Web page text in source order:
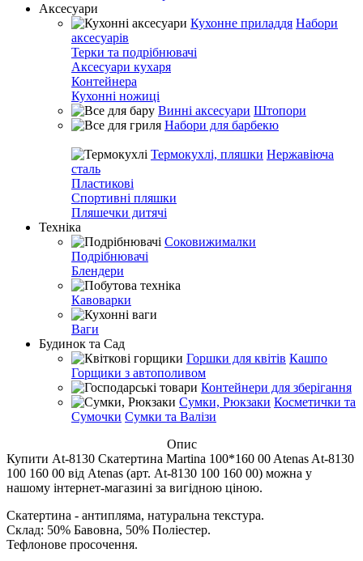
Аксесуари
Кухонне приладдя Набори
аксесуарів
Терки та подрібнювачі
Аксесуари кухаря
Контейнера
Кухонні ножиці
Винні аксесуари Штопори
Набори для барбекю
Термокухлі, пляшки Нержавіюча
сталь
Пластикові
Спортивні пляшки
Пляшечки дитячі
Техніка
Соковижималки
Подрібнювачі
Блендери
Кавоварки
Ваги
Будинок та Сад
Горшки для квітів Кашпо
Горщики з автополивом
Контейнери для зберігання
Сумки, Рюкзаки Косметички та
Сумочки Сумки та Валізи
Опис
Купити At-8130 Скатертина Martina 100*160 00 Atenas At-8130
100 160 00 від Atenas (арт. At-8130 100 160 00) можна у
нашому інтернет-магазині за вигідною ціною.
Скатертина - антипляма, натуральна текстура.
Склад: 50% Бавовна, 50% Поліестер.
Тефлонове просочення.